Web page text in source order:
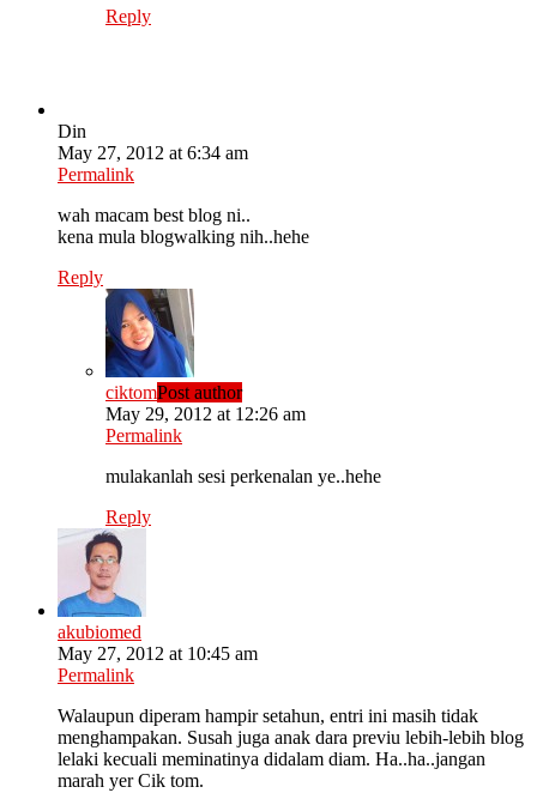
Reply
Din
May 27, 2012 at 6:34 am
Permalink
wah macam best blog ni..
kena mula blogwalking nih..hehe
Reply
ciktomPost author
May 29, 2012 at 12:26 am
Permalink
mulakanlah sesi perkenalan ye..hehe
Reply
akubiomed
May 27, 2012 at 10:45 am
Permalink
Walaupun diperam hampir setahun, entri ini masih tidak
menghampakan. Susah juga anak dara previu lebih-lebih blog
lelaki kecuali meminatinya didalam diam. Ha..ha..jangan
marah yer Cik tom.